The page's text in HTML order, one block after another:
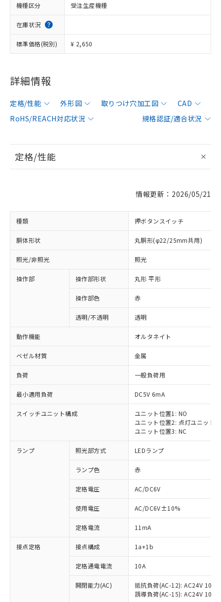
機種区分 受注生産機種
在庫状況
標準価格(税別) ¥ 2,650
詳細情報
定格/性能 外形図 取りつけ穴加工図
CAD
RoHS/REACH対応状況
規格認証/適合状況
定格/性能
情報更新：2026/05/21
種類 押ボタンスイッチ
胴体形状 丸胴形(φ22/25mm共用)
照光/非照光 照光
操作部 操作部形状 丸形 平形
操作部色 赤
透明/不透明 透明
動作機能 オルタネイト
ベゼル材質 金属
負荷 一般負荷用
最小適用負荷 DC5V 6mA
スイッチユニット構成
ユニット位置1: NO
ユニット位置2: 点灯ユニット
ユニット位置3: NC
ランプ 照光部方式 LEDランプ
ランプ色 赤
定格電圧 AC/DC6V
使用電圧 AC/DC6V±10%
定格電流 11mA
接点定格 接点構成 1a+1b
定格通電電流 10A
開閉能力(AC)
抵抗負荷(AC-12): AC24V 10A/
誘導負荷(AC-15): AC24V
ご利用条件
ご利用ください。
非含有に対応した製品が提供可能な商品で
有に対応した製品に切り替える予定のある
対応予定なし：EU RoHS指令（10物質）の
非含有に非対応の商品で、対応品を出す予
定はありません。
調査・確認中：EU RoHS指令（10物質）の